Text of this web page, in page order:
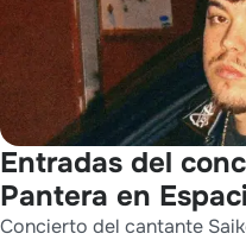
Entradas del
Pantera en
Concierto del cantante